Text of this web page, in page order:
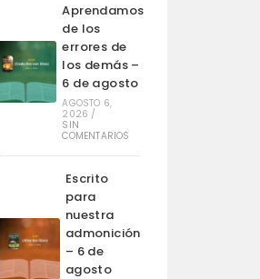
Aprendamos
de los
errores de
los demás –
6 de agosto
AGOSTO 6,
2026 /
SIN
COMENTARIOS
Escrito
para
nuestra
admonición
– 6 de
agosto